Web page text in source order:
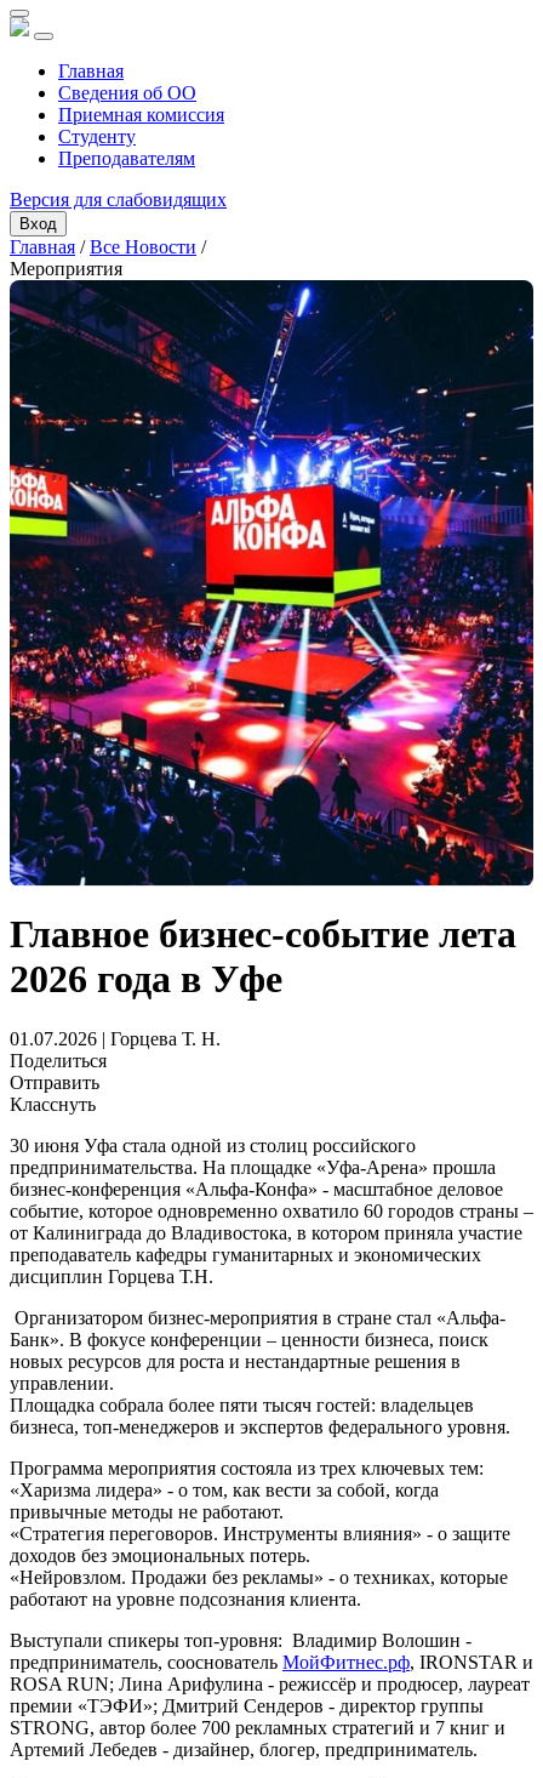
Главная
Сведения об ОО
Приемная комиссия
Студенту
Преподавателям
Версия для слабовидящих
Вход
Главная /Все Новости /
Мероприятия
Главное бизнес-событие лета
2026 года в Уфе
01.07.2026 | Горцева Т. Н.
Поделиться
Отправить
Класснуть
30 июня Уфа стала одной из столиц российского
предпринимательства. На площадке «Уфа-Арена» прошла
бизнес-конференция «Альфа-Конфа» - масштабное деловое
событие, которое одновременно охватило 60 городов страны –
от Калиниграда до Владивостока, в котором приняла участие
преподаватель кафедры гуманитарных и экономических
дисциплин Горцева Т.Н.
Организатором бизнес-мероприятия в стране стал «Альфа-
Банк». В фокусе конференции – ценности бизнеса, поиск
новых ресурсов для роста и нестандартные решения в
управлении.
Площадка собрала более пяти тысяч гостей: владельцев
бизнеса, топ-менеджеров и экспертов федерального уровня.
Программа мероприятия состояла из трех ключевых тем:
«Харизма лидера» - о том, как вести за собой, когда
привычные методы не работают.
«Стратегия переговоров. Инструменты влияния» - о защите
доходов без эмоциональных потерь.
«Нейровзлом. Продажи без рекламы» - о техниках, которые
работают на уровне подсознания клиента.
Выступали спикеры топ-уровня: Владимир Волошин -
предприниматель, сооснователь МойФитнес.рф, IRONSTAR и
ROSA RUN; Лина Арифулина - режиссёр и продюсер, лауреат
премии «ТЭФИ»; Дмитрий Сендеров - директор группы
STRONG, автор более 700 рекламных стратегий и 7 книг и
Артемий Лебедев - дизайнер, блогер, предприниматель.